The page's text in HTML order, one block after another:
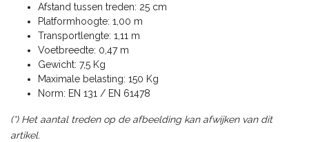
Afstand tussen treden: 25 cm
Platformhoogte: 1,00 m
Transportlengte: 1,11 m
Voetbreedte: 0,47 m
Gewicht: 7,5 Kg
Maximale belasting: 150 Kg
Norm: EN 131 / EN 61478
(*) Het aantal treden op de afbeelding kan afwijken van dit
artikel.